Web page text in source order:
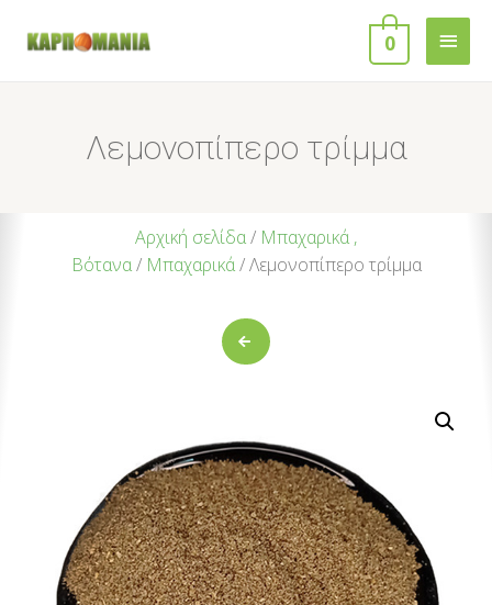
0
Λεμονοπίπερο τρίμμα
Αρχική σελίδα/ Μπαχαρικά ,
Βότανα/ Μπαχαρικά/ Λεμονοπίπερο τρίμμα